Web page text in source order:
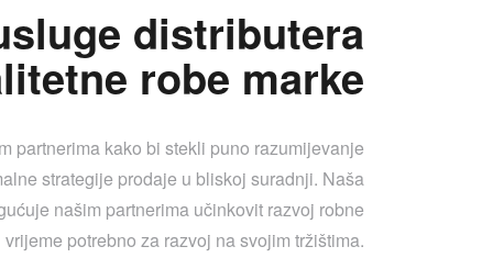
distributera
robe marke
partnerima kako bi stekli puno razumijevanje
strategije prodaje u bliskoj suradnji. Naša
našim partnerima učinkovit razvoj robne
potrebno za razvoj na svojim tržištima.